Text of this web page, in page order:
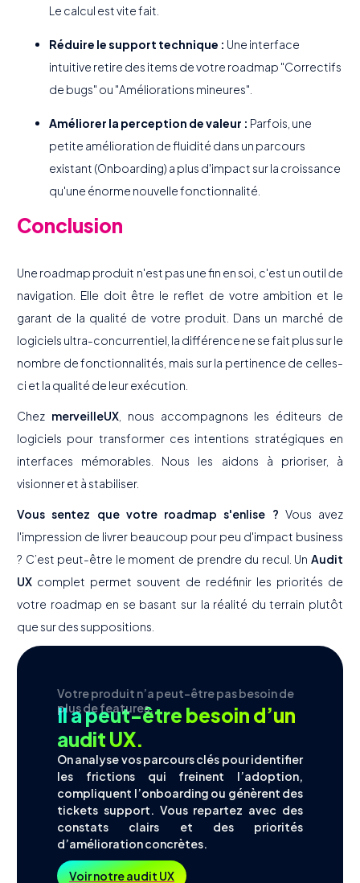
Le calcul est vite fait.
Réduire le support technique : Une interface
intuitive retire des items de votre roadmap "Correctifs
de bugs" ou "Améliorations mineures".
Améliorer la perception de valeur : Parfois, une
petite amélioration de fluidité dans un parcours
existant (Onboarding) a plus d'impact sur la croissance
qu'une énorme nouvelle fonctionnalité.
Conclusion
Une roadmap produit n'est pas une fin en soi, c'est un outil de
navigation. Elle doit être le reflet de votre ambition et le
garant de la qualité de votre produit. Dans un marché de
logiciels ultra-concurrentiel, la différence ne se fait plus sur le
nombre de fonctionnalités, mais sur la pertinence de celles-
ci et la qualité de leur exécution.
Chez merveilleUX, nous accompagnons les éditeurs de
logiciels pour transformer ces intentions stratégiques en
interfaces mémorables. Nous les aidons à prioriser, à
visionner et à stabiliser.
Vous sentez que votre roadmap s'enlise ? Vous avez
l'impression de livrer beaucoup pour peu d'impact business
? C’est peut-être le moment de prendre du recul. Un Audit
UX complet permet souvent de redéfinir les priorités de
votre roadmap en se basant sur la réalité du terrain plutôt
que sur des suppositions.
Votre produit n’a peut-être pas besoin de
plus de features.
Il a peut-être besoin d’un
audit UX.
On analyse vos parcours clés pour identifier
les frictions qui freinent l’adoption,
compliquent l’onboarding ou génèrent des
tickets support. Vous repartez avec des
constats clairs et des priorités
d’amélioration concrètes.
Voir notre audit UX